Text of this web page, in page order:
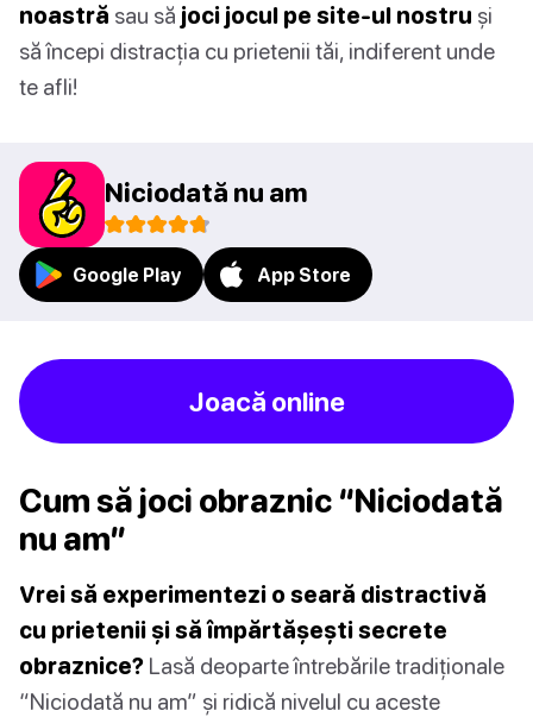
noastră sau să joci jocul pe site-ul nostru și
să începi distracția cu prietenii tăi, indiferent unde
te afli!
Niciodată nu am
Google Play App Store
Joacă online
Cum să joci obraznic “Niciodată
nu am”
Vrei să experimentezi o seară distractivă
cu prietenii și să împărtășești secrete
obraznice? Lasă deoparte întrebările tradiționale
“Niciodată nu am” și ridică nivelul cu aceste